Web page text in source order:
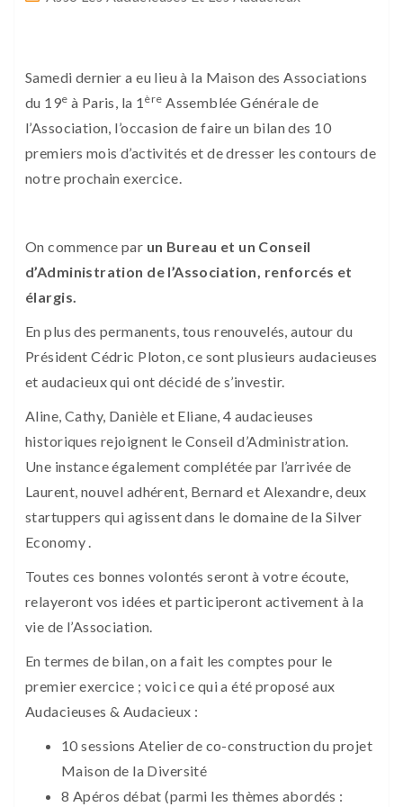
Samedi dernier a eu lieu à la Maison des Associations
du 19e à Paris, la 1 ère Assemblée Générale de
l’Association, l’occasion de faire un bilan des 10
premiers mois d’activités et de dresser les contours de
notre prochain exercice.
On commence par un Bureau et un Conseil
d’Administration de l’Association, renforcés et
élargis.
En plus des permanents, tous renouvelés, autour du
Président Cédric Ploton, ce sont plusieurs audacieuses
et audacieux qui ont décidé de s’investir.
Aline, Cathy, Danièle et Eliane, 4 audacieuses
historiques rejoignent le Conseil d’Administration.
Une instance également complétée par l’arrivée de
Laurent, nouvel adhérent, Bernard et Alexandre, deux
startuppers qui agissent dans le domaine de la Silver
Economy .
Toutes ces bonnes volontés seront à votre écoute,
relayeront vos idées et participeront activement à la
vie de l’Association.
En termes de bilan, on a fait les comptes pour le
premier exercice ; voici ce qui a été proposé aux
Audacieuses & Audacieux :
10 sessions Atelier de co-construction du projet
Maison de la Diversité
8 Apéros débat (parmi les thèmes abordés :